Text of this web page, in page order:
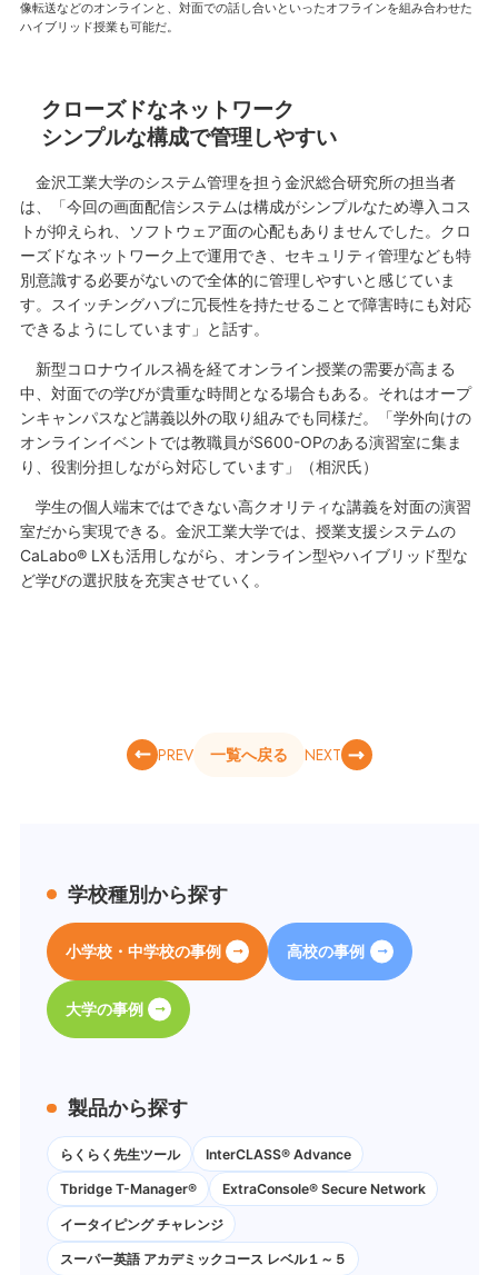
像転送などのオンラインと、対面での話し合いといったオフラインを組み合わせた
ハイブリッド授業も可能だ。
クローズドなネットワーク
シンプルな構成で管理しやすい
金沢工業大学のシステム管理を担う金沢総合研究所の担当者
は、「今回の画面配信システムは構成がシンプルなため導入コス
トが抑えられ、ソフトウェア面の心配もありませんでした。クロ
ーズドなネットワーク上で運用でき、セキュリティ管理なども特
別意識する必要がないので全体的に管理しやすいと感じていま
す。スイッチングハブに冗長性を持たせることで障害時にも対応
できるようにしています」と話す。
新型コロナウイルス禍を経てオンライン授業の需要が高まる
中、対面での学びが貴重な時間となる場合もある。それはオープ
ンキャンパスなど講義以外の取り組みでも同様だ。「学外向けの
オンラインイベントでは教職員がS600-OPのある演習室に集ま
り、役割分担しながら対応しています」（相沢氏）
学生の個人端末ではできない高クオリティな講義を対面の演習
室だから実現できる。金沢工業大学では、授業支援システムの
CaLabo® LXも活用しながら、オンライン型やハイブリッド型な
ど学びの選択肢を充実させていく。
PREV 一覧へ戻る NEXT
学校種別から探す
小学校・中学校の事例 高校の事例
大学の事例
製品から探す
らくらく先生ツール InterCLASS® Advance
Tbridge T-Manager® ExtraConsole® Secure Network
イータイピング チャレンジ
スーパー英語 アカデミックコース レベル１～５